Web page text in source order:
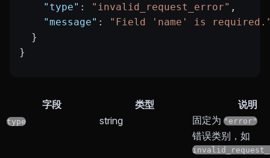
    "type"
: "invalid_request_error" ,
    "message"
:
"Field 'name' is
  }
}
字段 类型 说明
type string 固定为 "error"
错误类别，如